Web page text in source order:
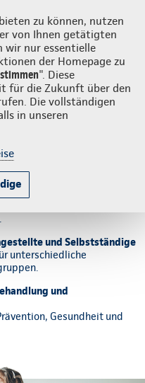
zu können, nutzen
von Ihnen getätigten
wir nur essentielle
der Homepage zu
". Diese
für die Zukunft über den
Die vollständigen
in unseren
für jede
und Selbstständige
unterschiedliche
und
Gesundheit und